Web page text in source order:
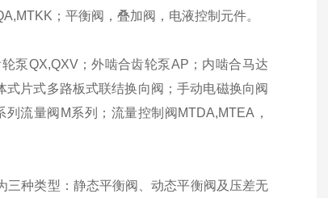
；平衡阀，叠加阀，电液控制元件。
泵QX,QXV；外啮合齿轮泵AP；内啮合马达
片式多路板式联结换向阀；手动电磁换向阀
流量阀M系列；流量控制阀MTDA,MTEA，
种类型：静态平衡阀、动态平衡阀及压差无